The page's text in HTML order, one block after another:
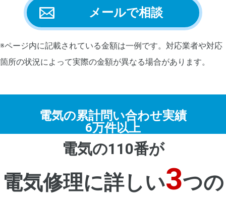
メールで相談
※ページ内に記載されている金額は一例です。対応業者や対応
箇所の状況によって実際の金額が異なる場合があります。
電気の累計問い合わせ実績
6万件以上
電気の110番が
電気修理に詳しい3つの